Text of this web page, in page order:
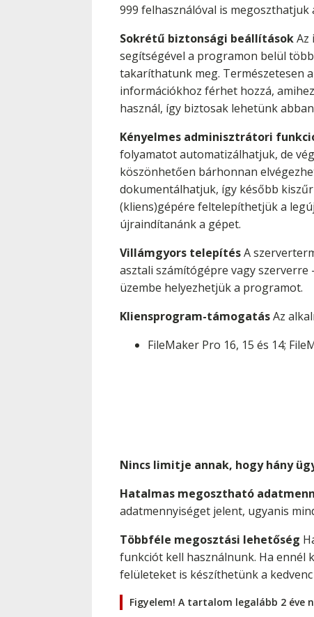
999 felhasználóval is
Sokrétű biztonsági beállításokAz
segítségével a programon belül
takaríthatunk meg. Természetesen
információkhoz férhet hozzá,
használ, így biztosak lehetünk
Kényelmes adminisztrátori
folyamatot automatizálhatjuk, de
köszönhetően bárhonnan
dokumentálhatjuk, így később
(kliens)gépére feltelepíthetjük a
újraindítanánk a gépet.
Villámgyors telepítésA
asztali számítógépre vagy
üzembe helyezhetjük a programot.
Kliensprogram-támogatásAz
FileMaker Pro 16, 15 és 14;
Nincs limitje annak, hogy hány
Hatalmas megosztható
adatmennyiséget jelent, ugyanis
Többféle megosztási lehetőség
funkciót kell használnunk. Ha ennél
felületeket is készíthetünk a
Figyelem! A tartalom legalább 2 éve